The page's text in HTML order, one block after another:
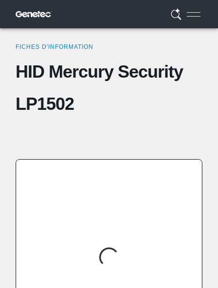
FICHES D'INFORMATION
HID Mercury Security
LP1502